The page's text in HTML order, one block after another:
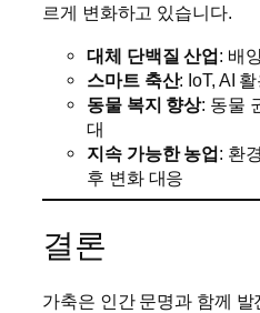
르게 변화하고 있습니다.
대체 단백질 산업: 배
스마트 축산: IoT, AI
동물 복지 향상: 동물
대
지속 가능한 농업: 환
후 변화 대응
결론
가축은 인간 문명과 함께